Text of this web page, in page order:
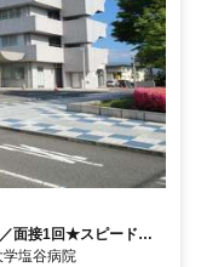
面接1回★スピード選
塩谷病院